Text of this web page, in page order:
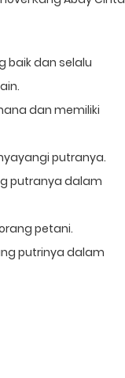
baik dan selalu
dan memiliki
putranya.
putranya dalam
petani.
putrinya dalam